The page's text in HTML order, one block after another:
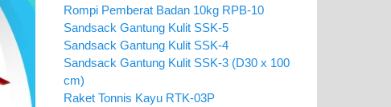
Rompi Pemberat Badan 10kg RPB-10
Sandsack Gantung Kulit SSK-5
Sandsack Gantung Kulit SSK-4
Sandsack Gantung Kulit SSK-3 (D30 x 100
cm)
Raket Tonnis Kayu RTK-03P